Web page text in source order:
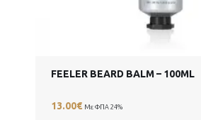
FEELER BEARD BALM – 100ML
13.00€ Με ΦΠΑ 24%